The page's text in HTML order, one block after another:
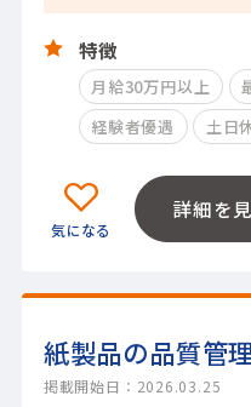
特徴
月給30万円以上
経験者優遇
土日
詳細を
紙製品の品質管理
掲載開始日：2026.03.25